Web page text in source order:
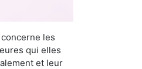
les
qui elles
et leur